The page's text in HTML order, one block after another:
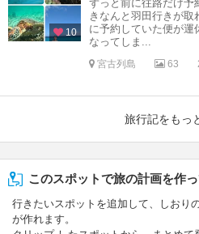
10
ずっと前に往路だけ予
きなんと羽田行きが取
に予約していた便が運
なってしま...
宮古列島 63
旅行記をもっ
このスポットで旅の計画を作
行きたいスポットを追加して、しおり
が作れます。